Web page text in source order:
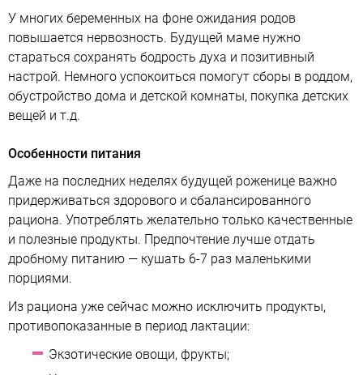
У многих беременных на фоне ожидания родов
повышается нервозность. Будущей маме нужно
стараться сохранять бодрость духа и позитивный
настрой. Немного успокоиться помогут сборы в роддом,
обустройство дома и детской комнаты, покупка детских
вещей и т.д.
Особенности питания
Даже на последних неделях будущей роженице важно
придерживаться здорового и сбалансированного
рациона. Употреблять желательно только качественные
и полезные продукты. Предпочтение лучше отдать
дробному питанию — кушать 6-7 раз маленькими
порциями.
Из рациона уже сейчас можно исключить продукты,
противопоказанные в период лактации:
Экзотические овощи, фрукты;